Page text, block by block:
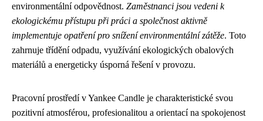
environmentální odpovědnost. Zaměstnanci jsou vedeni k
ekologickému přístupu při práci a společnost aktivně
implementuje opatření pro snížení environmentální zátěže. Toto
zahrnuje třídění odpadu, využívání ekologických obalových
materiálů a energeticky úsporná řešení v provozu.
Pracovní prostředí v Yankee Candle je charakteristické svou
pozitivní atmosférou, profesionalitou a orientací na spokojenost